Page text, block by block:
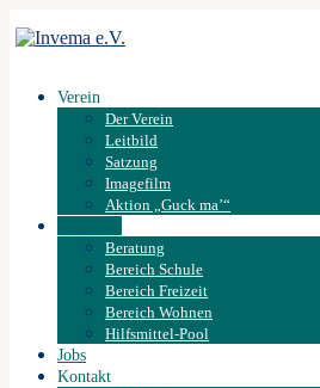
Verein
Der Verein
Leitbild
Satzung
Imagefilm
Aktion „Guck ma’“
Beratung
Bereich Schule
Bereich Freizeit
Bereich Wohnen
Hilfsmittel-Pool
Jobs
Kontakt